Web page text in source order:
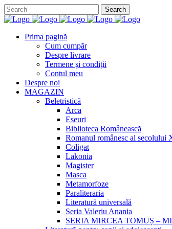
Prima pagină
Cum cumpăr
Despre livrare
Termene şi condiţii
Contul meu
Despre noi
MAGAZIN
Beletristică
Arca
Eseuri
Biblioteca Românească
Romanul românesc al secolului
Coligat
Lakonia
Magister
Masca
Metamorfoze
Paraliteraria
Literatură universală
Seria Valeriu Anania
SERIA MIRCEA TOMUȘ –